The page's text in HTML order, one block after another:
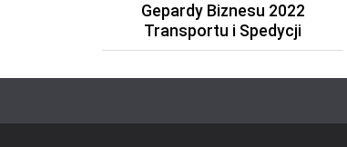
Gepardy Biznesu 2022
Transportu i Spedycji